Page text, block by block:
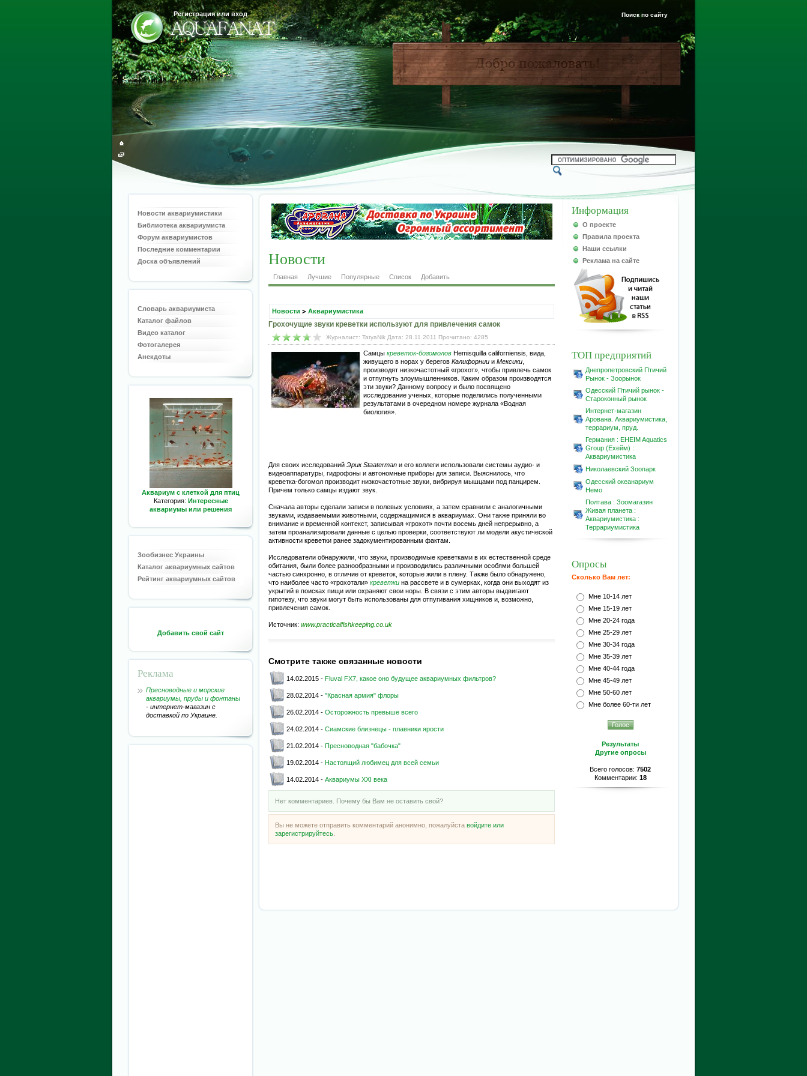
Поиск по сайту
Регистрация или вход
Новости аквариумистики
Библиотека аквариумиста
Форум аквариумистов
Последние комментарии
Доска объявлений
Словарь аквариумиста
Каталог файлов
Видео каталог
Фотогалерея
Анекдоты
Аквариум с клеткой для птиц
Категория: Интересные
аквариумы или решения
Зообизнес Украины
Каталог аквариумных сайтов
Рейтинг аквариумных сайтов
Добавить свой сайт
Реклама
Пресноводные и морские
аквариумы, пруды и фонтаны
- интернет-магазин с
доставкой по Украине.
Новости
Главная Лучшие Популярные Список Добавить
Новости > Аквариумистика
Грохочущие звуки креветки используют для привлечения самок
Журналист: TatyaNik Дата: 28.11.2011 Прочитано: 4285
Самцы креветок-богомолов Hemisquilla californiensis, вида,
живущего в норах у берегов Калифорнии и Мексики
производят низкочастотный «грохот», чтобы привлечь самок
и отпугнуть злоумышленников. Каким образом производятся
эти звуки? Данному вопросу и было посвящено
исследование ученых, которые поделились полученными
результатами в очередном номере журнала «Водная
биология».
Для своих исследований Эрик Staaterman и его коллеги использовали системы аудио- и
видеоаппаратуры, гидрофоны и автономные приборы для записи. Выяснилось, что
креветка-богомол производит низкочастотные звуки, вибрируя мышцами под панцирем.
Причем только самцы издают звук.
Сначала авторы сделали записи в полевых условиях, а затем сравнили с аналогичными
звуками, издаваемыми животными, содержащимися в аквариумах. Они также приняли во
внимание и временной контекст, записывая «грохот» почти восемь дней непрерывно, а
затем проанализировали данные с целью проверки, соответствуют ли модели акустической
активности креветки ранее задокументированным фактам.
Исследователи обнаружили, что звуки, производимые креветками в их естественной среде
обитания, были более разнообразными и производились различными особями большей
частью синхронно, в отличие от креветок, которые жили в плену. Также было обнаружено,
что наиболее часто «грохотали» креветки на рассвете и в сумерках, когда они выходят из
укрытий в поисках пищи или охраняют свои норы. В связи с этим авторы выдвигают
гипотезу, что звуки могут быть использованы для отпугивания хищников и, возможно,
привлечения самок.
Источник: www.practicalfishkeeping.co.uk
Смотрите также связанные новости
14.02.2015 - Fluval FX7, какое оно будущее аквариумных фильтров?
28.02.2014 - "Красная армия" флоры
26.02.2014 - Осторожность превыше всего
24.02.2014 - Сиамские близнецы - плавники ярости
21.02.2014 - Пресноводная "бабочка"
19.02.2014 - Настоящий любимец для всей семьи
14.02.2014 - Аквариумы XXI века
Нет комментариев. Почему бы Вам не оставить свой?
Вы не можете отправить комментарий анонимно, пожалуйста войдите или
зарегистрируйтесь
Информация
О проекте
Правила проекта
Наши ссылки
Реклама на сайте
ТОП предприятий
Днепропетровский Птичий
Рынок - Зоорынок
Одесский Птичий рынок -
Староконный рынок
Интернет-магазин
Aрована. Аквариумистика,
террариум, пруд.
Германия : EHEIM Aquatics
Group (Ехейм) :
Аквариумистика
Николаевский Зоопарк
Одесский океанариум
Немо
Полтава : Зоомагазин
Живая планета :
Аквариумистика :
Террариумистика
Опросы
Сколько Вам лет:
Мне 10-14 лет
Мне 15-19 лет
Мне 20-24 года
Мне 25-29 лет
Мне 30-34 года
Мне 35-39 лет
Мне 40-44 года
Мне 45-49 лет
Мне 50-60 лет
Мне более 60-ти лет
Результаты
Другие опросы
Всего голосов: 7502
Комментарии: 18